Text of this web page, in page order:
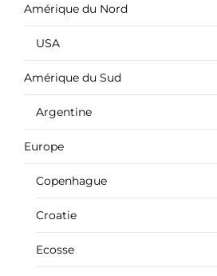
Amérique du Nord
USA
Amérique du Sud
Argentine
Europe
Copenhague
Croatie
Ecosse